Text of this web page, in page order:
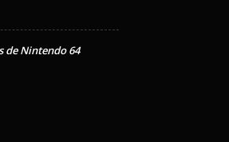
de Nintendo 64